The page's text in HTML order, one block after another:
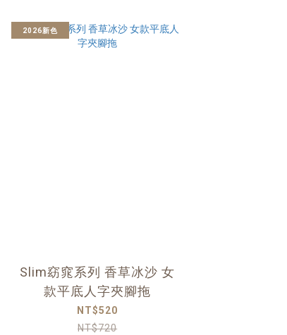
2026新色
Slim窈窕系列 香草冰沙 女
款平底人字夾腳拖
NT$520
NT$720